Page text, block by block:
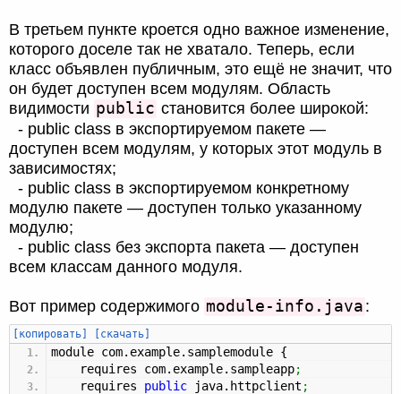
В третьем пункте кроется одно важное изменение,
которого доселе так не хватало. Теперь, если
класс объявлен публичным, это ещё не значит, что
он будет доступен всем модулям. Область
видимости public становится более широкой:
- public class в экспортируемом пакете —
доступен всем модулям, у которых этот модуль в
зависимостях;
- public class в экспортируемом конкретному
модулю пакете — доступен только указанному
модулю;
- public class без экспорта пакета — доступен
всем классам данного модуля.
Вот пример содержимого module-info.java :
[копировать] [скачать]
module com. example. samplemodule {
requires com. example. sampleapp;
requires public java. httpclient ;